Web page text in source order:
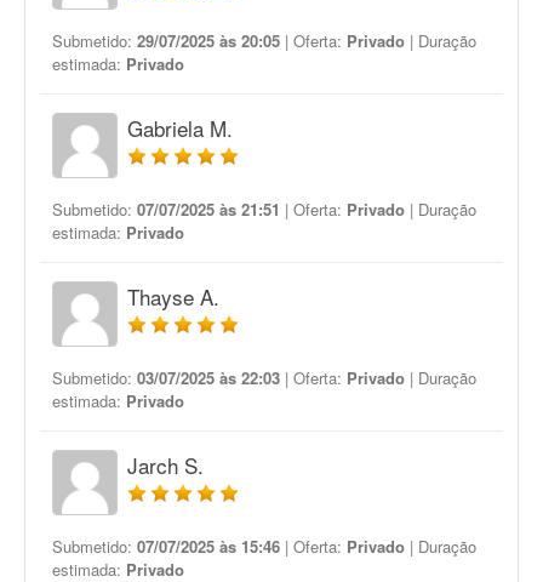
Submetido: 29/07/2025 às 20:05 | Oferta: Privado | Duração
estimada: Privado
Gabriela M.
Submetido: 07/07/2025 às 21:51 | Oferta: Privado | Duração
estimada: Privado
Thayse A.
Submetido: 03/07/2025 às 22:03 | Oferta: Privado | Duração
estimada: Privado
Jarch S.
Submetido: 07/07/2025 às 15:46 | Oferta: Privado | Duração
estimada: Privado